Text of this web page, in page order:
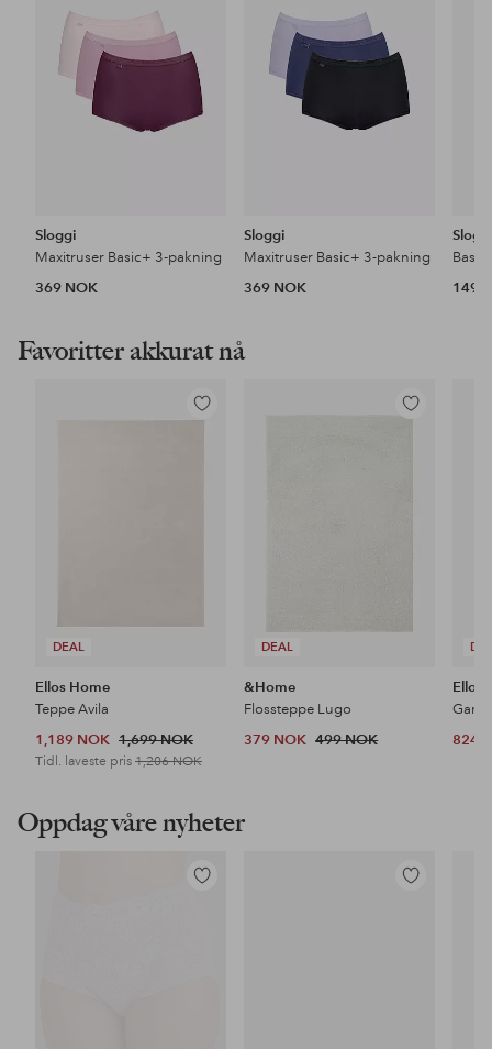
Sloggi
Maxitruser Basic+ 3-pakning
369 NOK
Sloggi
Maxitruser Basic+ 3-pakning
369 NOK
149
Favoritter akkurat nå
DEAL
Legg
Ellos Home
Teppe Avila
1,189 NOK 1,699 NOK
Tidl. laveste pris 1,206 NOK
DEAL
Legg
&Home
Flossteppe Lugo
379 NOK 499 NOK
Ellos
824
Oppdag våre nyheter
Legg
Legg